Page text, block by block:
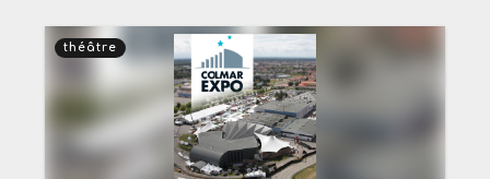
théâtre